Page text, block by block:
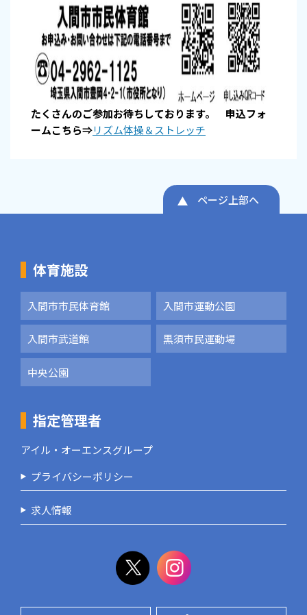
たくさんのご参加お待ちしております。 申込フォ
ームこちら⇒リズム体操＆ストレッチ
ページ上部へ
体育施設
入間市市民体育館 入間市運動公園
入間市武道館 黒須市民運動場
中央公園
指定管理者
アイル・オーエンスグループ
プライバシーポリシー
求人情報